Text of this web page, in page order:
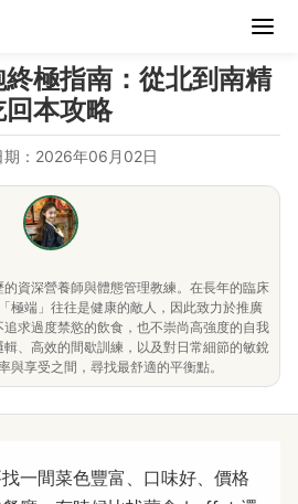
極指南：從北到南精
本攻略
期：2026年06月02日
資深營養師與體態管理教練。在長年的臨床
極端」往往是健康的敵人，因此致力於推廣
追求過度禁慾的飲食，也不崇尚高強度的自我
、高效的間歇訓練，以及對日常細節的敏銳
與享受之間，尋找最舒適的平衡點。
一間菜色豐富、口味好、價格